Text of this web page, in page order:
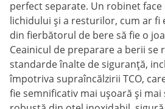
perfect separate. Un robinet face
lichidului și a resturilor, cum ar fi
din fierbătorul de bere să fie o
Ceainicul de preparare a berii se
standarde înalte de siguranță,
împotriva supraîncălzirii TCO,
fie semnificativ mai ușoară și